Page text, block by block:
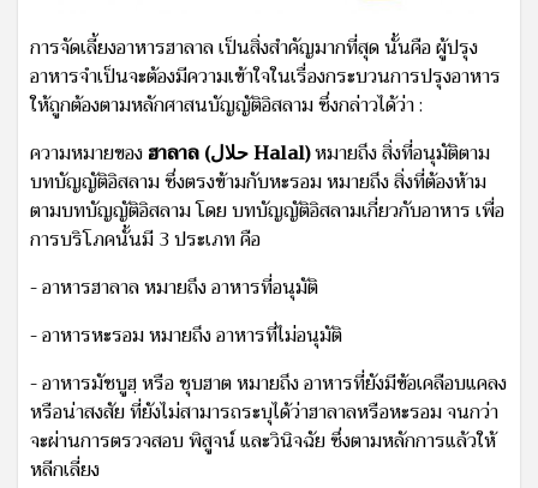
การจัดเลี้ยงอาหารฮาลาล เป็นสิ่งสำคัญมากที่สุด นั้นคือ ผู้ปรุง
อาหารจำเป็นจะต้องมีความเข้าใจในเรื่องกระบวนการปรุงอาหาร
ให้ถูกต้องตามหลักศาสนบัญญัติอิสลาม ซึ่งกล่าวได้ว่า :
ความหมายของฮาลาล (حلالHalal)หมายถึง สิ่งที่อนุมัติตาม
บทบัญญัติอิสลาม ซึ่งตรงข้ามกับหะรอม หมายถึง สิ่งที่ต้องห้าม
ตามบทบัญญัติอิสลาม โดย บทบัญญัติอิสลามเกี่ยวกับอาหาร เพื่อ
การบริโภคนั้นมี 3 ประเภท คือ
- อาหารฮาลาล หมายถึง อาหารที่อนุมัติ
- อาหารหะรอม หมายถึง อาหารที่ไม่อนุมัติ
- อาหารมัชบูฮฺ หรือ ชุบฮาต หมายถึง อาหารที่ยังมีข้อเคลือบแคลง
หรือน่าสงสัย ที่ยังไม่สามารถระบุได้ว่าฮาลาลหรือหะรอม จนกว่า
จะผ่านการตรวจสอบ พิสูจน์ และวินิจฉัย ซึ่งตามหลักการแล้วให้
หลีกเลี่ยง